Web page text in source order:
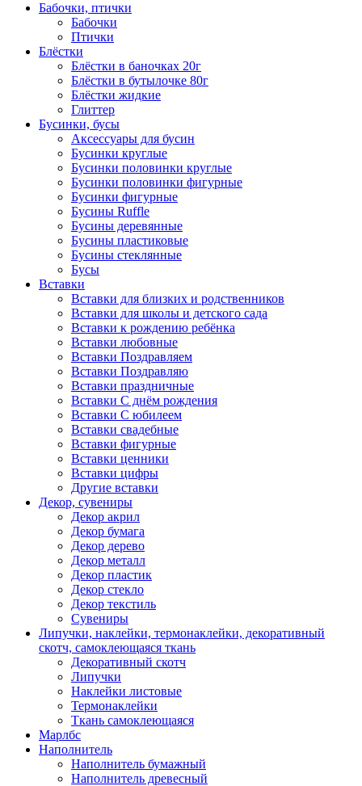
Бабочки, птички
Бабочки
Птички
Блёстки
Блёстки в баночках 20г
Блёстки в бутылочке 80г
Блёстки жидкие
Глиттер
Бусинки, бусы
Аксессуары для бусин
Бусинки круглые
Бусинки половинки круглые
Бусинки половинки фигурные
Бусинки фигурные
Бусины Ruffle
Бусины деревянные
Бусины пластиковые
Бусины стеклянные
Бусы
Вставки
Вставки для близких и родственников
Вставки для школы и детского сада
Вставки к рождению ребёнка
Вставки любовные
Вставки Поздравляем
Вставки Поздравляю
Вставки праздничные
Вставки С днём рождения
Вставки С юбилеем
Вставки свадебные
Вставки фигурные
Вставки ценники
Вставки цифры
Другие вставки
Декор, сувениры
Декор акрил
Декор бумага
Декор дерево
Декор металл
Декор пластик
Декор стекло
Декор текстиль
Сувениры
Липучки, наклейки, термонаклейки, декоративный
скотч, самоклеющаяся ткань
Декоративный скотч
Липучки
Наклейки листовые
Термонаклейки
Ткань самоклеющаяся
Марлбс
Наполнитель
Наполнитель бумажный
Наполнитель древесный